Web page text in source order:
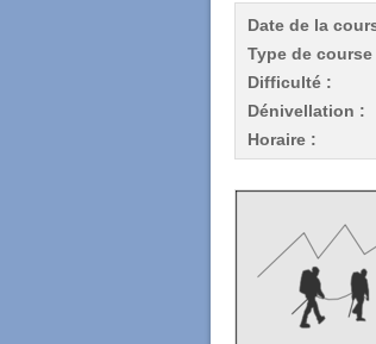
Date de la
Type de course
Difficulté :
Dénivellation :
Horaire :